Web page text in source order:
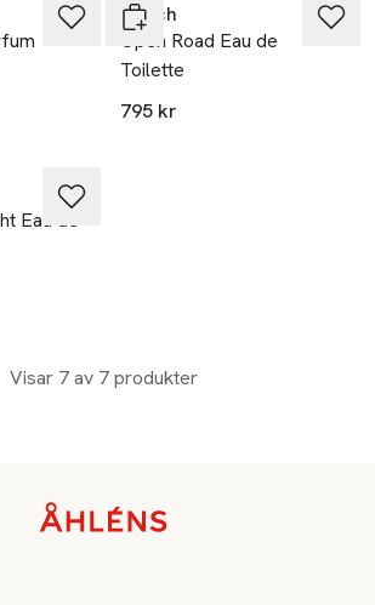
Coach
Open Road Eau de
Toilette
795 kr
Eau de
Visar 7 av 7 produkter